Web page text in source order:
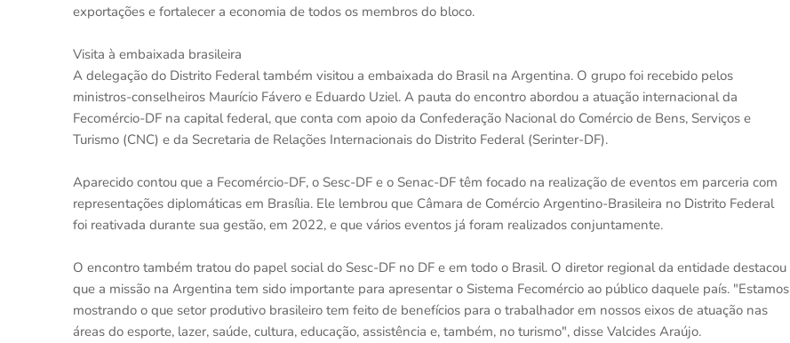
exportações e fortalecer a economia de todos os membros do bloco.
Visita à embaixada brasileira
A delegação do Distrito Federal também visitou a embaixada do Brasil na Argentina. O grupo foi recebido pelos
ministros-conselheiros Maurício Fávero e Eduardo Uziel. A pauta do encontro abordou a atuação internacional da
Fecomércio-DF na capital federal, que conta com apoio da Confederação Nacional do Comércio de Bens, Serviços e
Turismo (CNC) e da Secretaria de Relações Internacionais do Distrito Federal (Serinter-DF).
Aparecido contou que a Fecomércio-DF, o Sesc-DF e o Senac-DF têm focado na realização de eventos em parceria com
representações diplomáticas em Brasília. Ele lembrou que Câmara de Comércio Argentino-Brasileira no Distrito Federal
foi reativada durante sua gestão, em 2022, e que vários eventos já foram realizados conjuntamente.
O encontro também tratou do papel social do Sesc-DF no DF e em todo o Brasil. O diretor regional da entidade destacou
que a missão na Argentina tem sido importante para apresentar o Sistema Fecomércio ao público daquele país. "Estamos
mostrando o que setor produtivo brasileiro tem feito de benefícios para o trabalhador em nossos eixos de atuação nas
áreas do esporte, lazer, saúde, cultura, educação, assistência e, também, no turismo", disse Valcides Araújo.